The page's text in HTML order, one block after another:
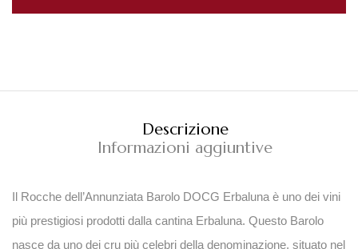
Descrizione
Informazioni aggiuntive
Il Rocche dell’Annunziata Barolo DOCG Erbaluna è uno dei vini
più prestigiosi prodotti dalla cantina Erbaluna. Questo Barolo
nasce da uno dei cru più celebri della denominazione, situato nel